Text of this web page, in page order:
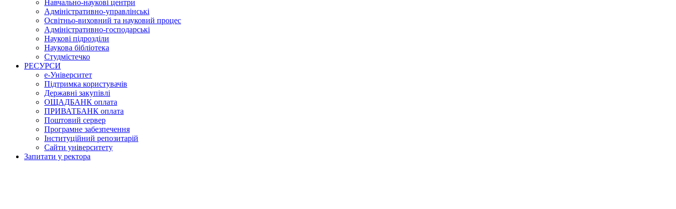
Навчально-наукові центри
Адміністративно-управлінські
Освітньо-виховний та науковий процес
Адміністративно-господарські
Наукові підрозділи
Наукова бібліотека
Студмістечко
РЕСУРСИ
е-Університет
Підтримка користувачів
Державні закупівлі
ОЩАДБАНК оплата
ПРИВАТБАНК оплата
Поштовий сервер
Програмне забезпечення
Інституційний репозитарій
Сайти університету
Запитати у ректора